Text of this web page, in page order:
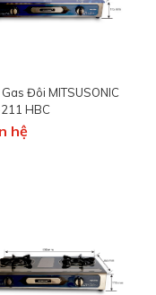
Đôi MITSUSONIC
HBC
hệ